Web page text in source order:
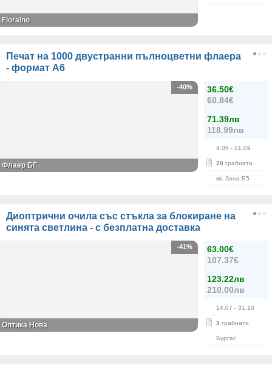
Floralno
Печат на 1000 двустранни пълноцветни флаера
- формат А6
36.50€
60.84€
71.39лв
118.99лв
4.05 - 21.09
20 грабнати
кв. Зона Б5
-40%
Флаер БГ
Диоптрични очила със стъкла за блокиране на
синята светлина - с безплатна доставка
63.00€
107.37€
123.22лв
210.00лв
14.07 - 31.10
3 грабнати
Бургас
-41%
Оптика Нова